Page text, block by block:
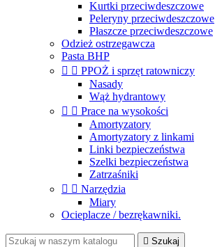
Kurtki przeciwdeszczowe
Peleryny przeciwdeszczowe
Płaszcze przeciwdeszczowe
Odzież ostrzegawcza
Pasta BHP
  PPOŻ i sprzęt ratowniczy
Nasady
Wąż hydrantowy
  Prace na wysokości
Amortyzatory
Amortyzatory z linkami
Linki bezpieczeństwa
Szelki bezpieczeństwa
Zatrzaśniki
  Narzędzia
Miary
Ocieplacze / bezrękawniki.
 Szukaj